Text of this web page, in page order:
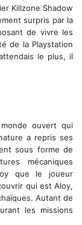
Killzone Shadow
surpris par la
de vivre les
de la Playstation
le plus, il
ouvert qui
a repris ses
sous forme de
mécaniques
que le joueur
qui est Aloy,
Autant de
les missions